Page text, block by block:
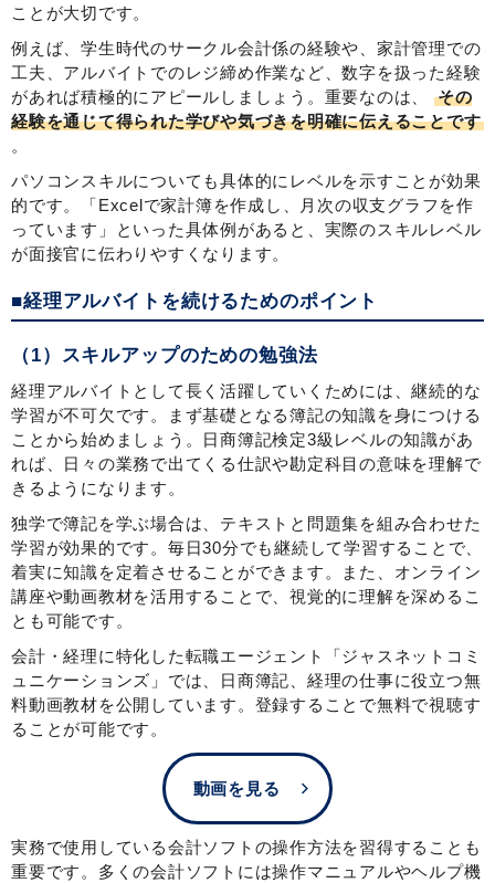
ことが大切です。
例えば、学生時代のサークル会計係の経験や、家計管理での
工夫、アルバイトでのレジ締め作業など、数字を扱った経験
があれば積極的にアピールしましょう。重要なのは、
その
経験を通じて得られた学びや気づきを明確に伝えることです
。
パソコンスキルについても具体的にレベルを示すことが効果
的です。「Excelで家計簿を作成し、月次の収支グラフを作
っています」といった具体例があると、実際のスキルレベル
が面接官に伝わりやすくなります。
■経理アルバイトを続けるためのポイント
（1）スキルアップのための勉強法
経理アルバイトとして長く活躍していくためには、継続的な
学習が不可欠です。まず基礎となる簿記の知識を身につける
ことから始めましょう。日商簿記検定3級レベルの知識があ
れば、日々の業務で出てくる仕訳や勘定科目の意味を理解で
きるようになります。
独学で簿記を学ぶ場合は、テキストと問題集を組み合わせた
学習が効果的です。毎日30分でも継続して学習することで、
着実に知識を定着させることができます。また、オンライン
講座や動画教材を活用することで、視覚的に理解を深めるこ
とも可能です。
会計・経理に特化した転職エージェント「ジャスネットコミ
ュニケーションズ」では、日商簿記、経理の仕事に役立つ無
料動画教材を公開しています。登録することで無料で視聴す
ることが可能です。
動画を見る
実務で使用している会計ソフトの操作方法を習得することも
重要です。多くの会計ソフトには操作マニュアルやヘルプ機